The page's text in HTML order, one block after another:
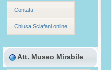
Contatti
Chiusa Sclafani online
Att. Museo Mirabile